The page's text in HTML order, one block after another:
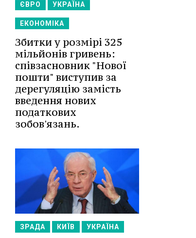
ЄВРО УКРАЇНА
ЕКОНОМІКА
Збитки у розмірі 325
мільйонів гривень:
співзасновник "Нової
пошти" виступив за
дерегуляцію замість
введення нових
податкових
зобов'язань.
ЗРАДА КИЇВ УКРАЇНА